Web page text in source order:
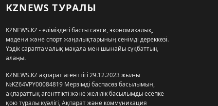
KZNEWS ТУРАЛЫ
KZNEWS.KZ - еліміздегі басты саяси, экономикалық,
мәдени және спорт жаңалықтарының сенімді дереккөзі.
Үздік сараптамалық мақала мен шынайы сұқбаттың
алаңы.
KZNEWS.KZ ақпарат агенттігі 29.12.2023 жылғы
№KZ64VPY00084819 Мерзімді баспасөз басылымын,
ақпараттық агенттікті және желілік басылымды есепке
қою туралы куәлігі, Ақпарат және коммуникация